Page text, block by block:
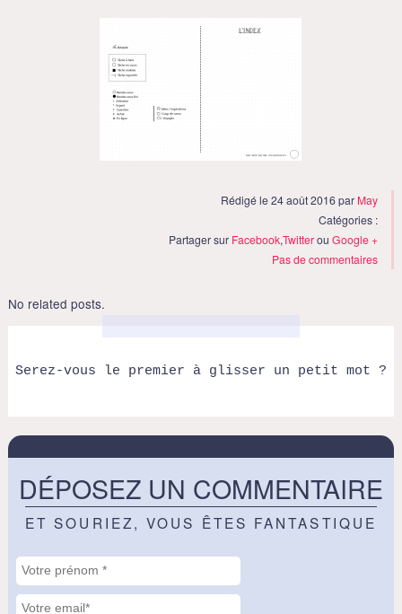
Rédigé le 24 août 2016 par May
Catégories :
Partager sur Facebook,TwitterouGoogle +
Pas de commentaires
No related posts.
Serez-vous le premier à glisser un petit mot ?
DÉPOSEZ UN COMMENTAIRE
ET SOURIEZ, VOUS ÊTES FANTASTIQUE